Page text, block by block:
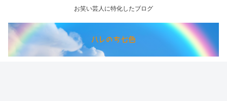
お笑い芸人に特化したブログ